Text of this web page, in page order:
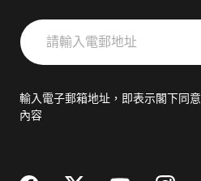
請
輸
郵
輸入電子郵箱地址，即表示閣下同意
內容